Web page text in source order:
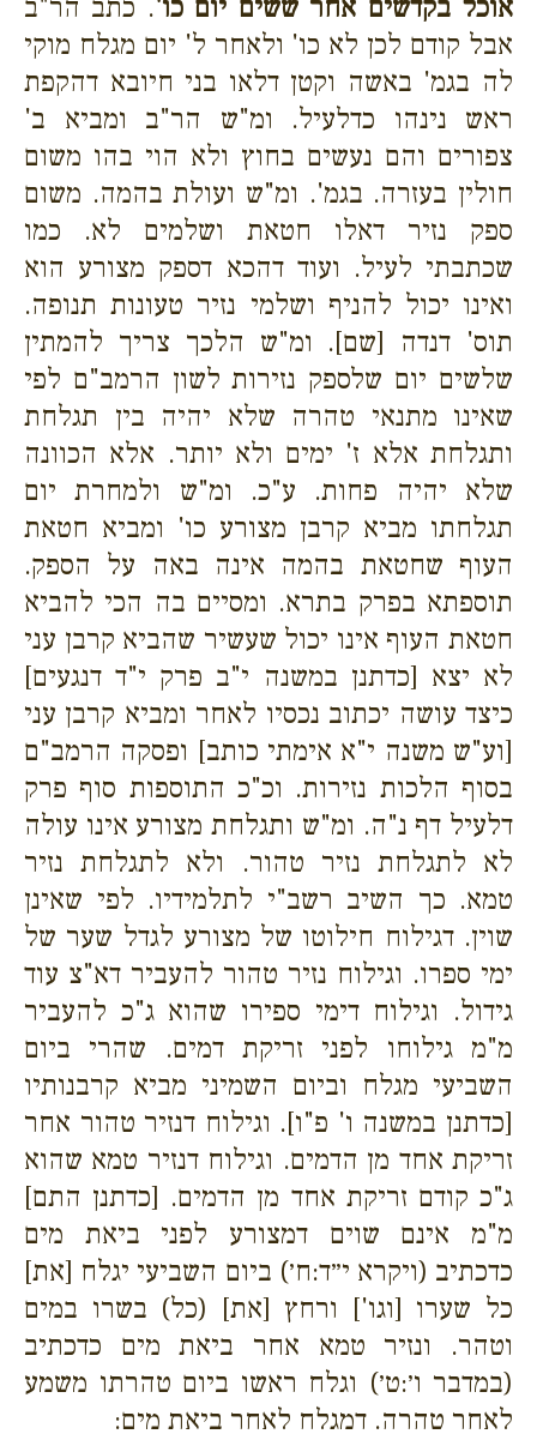
אוכל בקדשים אחר ששים יום כו'. כתב הר"ב
אבל קודם לכן לא כו' ולאחר ל' יום מגלח מוקי
לה בגמ' באשה וקטן דלאו בני חיובא דהקפת
ראש נינהו כדלעיל. ומ"ש הר"ב ומביא ב'
צפורים והם נעשים בחוץ ולא הוי בהו משום
חולין בעזרה. בגמ'. ומ"ש ועולת בהמה. משום
ספק נזיר דאלו חטאת ושלמים לא. כמו
שכתבתי לעיל. ועוד דהכא דספק מצורע הוא
ואינו יכול להניף ושלמי נזיר טעונות תנופה.
תוס' דנדה [שם]. ומ"ש הלכך צריך להמתין
שלשים יום שלספק נזירות לשון הרמב"ם לפי
שאינו מתנאי טהרה שלא יהיה בין תגלחת
ותגלחת אלא ז' ימים ולא יותר. אלא הכוונה
שלא יהיה פחות. ע"כ. ומ"ש ולמחרת יום
תגלחתו מביא קרבן מצורע כו' ומביא חטאת
העוף שחטאת בהמה אינה באה על הספק.
תוספתא בפרק בתרא. ומסיים בה הכי להביא
חטאת העוף אינו יכול שעשיר שהביא קרבן עני
לא יצא [כדתנן במשנה י"ב פרק י"ד דנגעים]
כיצד עושה יכתוב נכסיו לאחר ומביא קרבן עני
[וע"ש משנה י"א אימתי כותב] ופסקה הרמב"ם
בסוף הלכות נזירות. וכ"כ התוספות סוף פרק
דלעיל דף נ"ה. ומ"ש ותגלחת מצורע אינו עולה
לא לתגלחת נזיר טהור. ולא לתגלחת נזיר
טמא. כך השיב רשב"י לתלמידיו. לפי שאינן
שוין. דגילוח חילוטו של מצורע לגדל שער של
ימי ספרו. וגילוח נזיר טהור להעביר דא"צ עוד
גידול. וגילוח דימי ספירו שהוא ג"כ להעביר
מ"מ גילוחו לפני זריקת דמים. שהרי ביום
השביעי מגלח וביום השמיני מביא קרבנותיו
[כדתנן במשנה ו' פ"ו]. וגילוח דנזיר טהור אחר
זריקת אחד מן הדמים. וגילוח דנזיר טמא שהוא
ג"כ קודם זריקת אחד מן הדמים. [כדתנן התם]
מ"מ אינם שוים דמצורע לפני ביאת מים
כדכתיב (ויקרא י״ד:ח׳) ביום השביעי יגלח [את]
כל שערו [וגו'] ורחץ [את] (כל) בשרו במים
וטהר. ונזיר טמא אחר ביאת מים כדכתיב
(במדבר ו׳:ט׳) וגלח ראשו ביום טהרתו משמע
לאחר טהרה. דמגלח לאחר ביאת מים: